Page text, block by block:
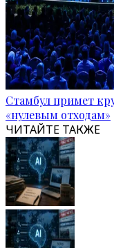
Стамбул примет
«нулевым отходам»
ЧИТАЙТЕ ТАКЖЕ